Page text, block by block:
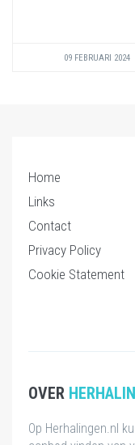
09 FEBRUARI 2024
Home
Links
Contact
Privacy Policy
Cookie Statement
OVER
Op Herhalingen.nl